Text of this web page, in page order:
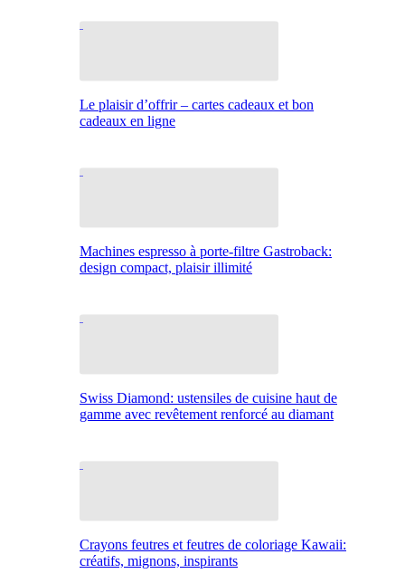
Le plaisir d’offrir – cartes cadeaux et bon
cadeaux en ligne
Machines espresso à porte-filtre Gastroback:
design compact, plaisir illimité
Swiss Diamond: ustensiles de cuisine haut de
gamme avec revêtement renforcé au diamant
Crayons feutres et feutres de coloriage Kawaii:
créatifs, mignons, inspirants